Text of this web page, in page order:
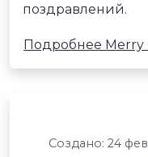
поздравлений.
Подробнее Merry
Создано: 24